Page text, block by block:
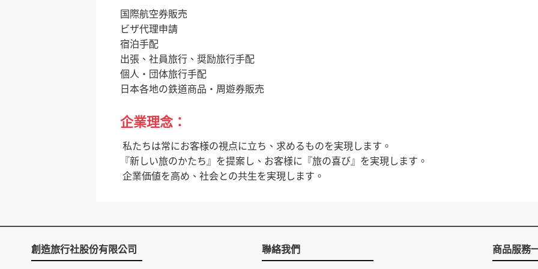
国際航空券販売
ビザ代理申請
宿泊手配
出張、社員旅行、奨励旅行手配
個人・団体旅行手配
日本各地の鉄道商品・周遊券販売
企業理念：
私たちは常にお客様の視点に立ち、求めるものを実現します。
『新しい旅のかたち』を提案し、お客様に『旅の喜び』を実現します。
企業価値を高め、社会との共生を実現します。
創造旅行社股份有限公司 聯絡我們 商品服務